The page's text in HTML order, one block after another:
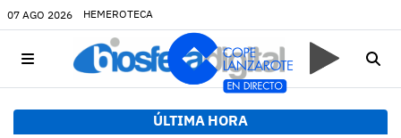
07 AGO 2026 HEMEROTECA
ÚLTIMA HORA